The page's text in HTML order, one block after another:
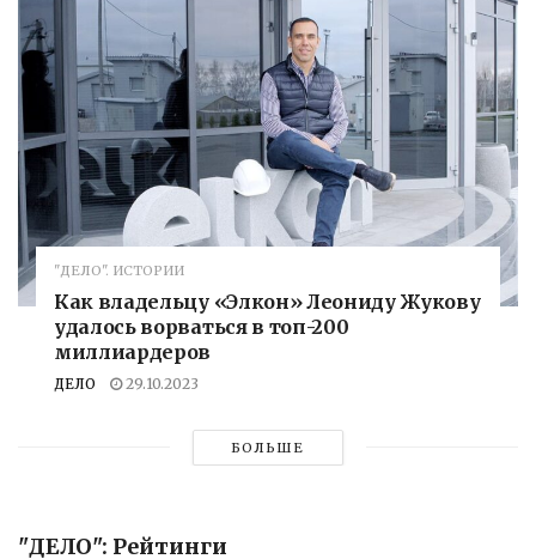
"ДЕЛО". ИСТОРИИ
Как владельцу «Элкон» Леониду Жукову
удалось ворваться в топ-200
миллиардеров
ДЕЛО 29.10.2023
БОЛЬШЕ
"ДЕЛО": Рейтинги